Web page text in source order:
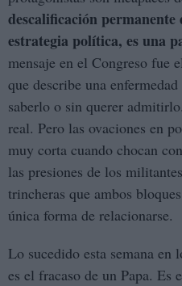
descalificación
estrategia política, es una
mensaje en el Congreso fue
que describe una
saberlo o sin querer
real. Pero las ovaciones en
muy corta cuando chocan
las presiones de los
trincheras que ambos
única forma de relacionarse.
Lo sucedido esta semana en
es el fracaso de un Papa. Es